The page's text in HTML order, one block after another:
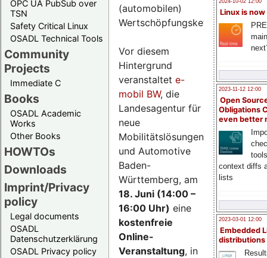
OPC UA PubSub over
TSN
Safety Critical Linux
OSADL Technical Tools
Community
Projects
Immediate C
Books
OSADL Academic
Works
Other Books
HOWTOs
Downloads
Imprint/Privacy
policy
Legal documents
OSADL
Datenschutzerklärung
OSADL Privacy policy
Linux is now
2023-11-12 12:00
Open
Obligations
even better
context diffs
lists
2023-03-01 12:00
Embedded
distributions
(automobilen)
Wertschöpfungskette.
Vor diesem
Hintergrund
veranstaltet e-
mobil BW, die
Landesagentur für
neue
Mobilitätslösungen
und Automotive
Baden-
Württemberg, am
18. Juni (14:00 –
16:00 Uhr) eine
kostenfreie
Online-
Veranstaltung, in